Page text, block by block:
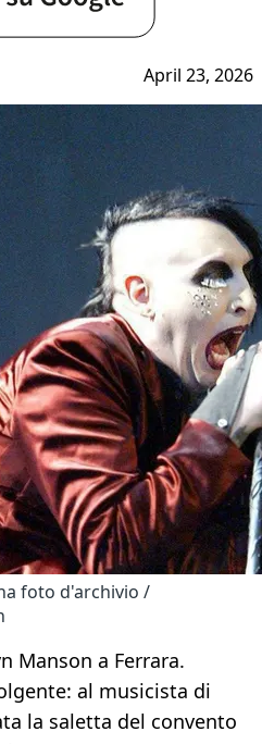
April 23, 2026
foto d'archivio /
Manson a Ferrara.
al musicista di
la saletta del convento